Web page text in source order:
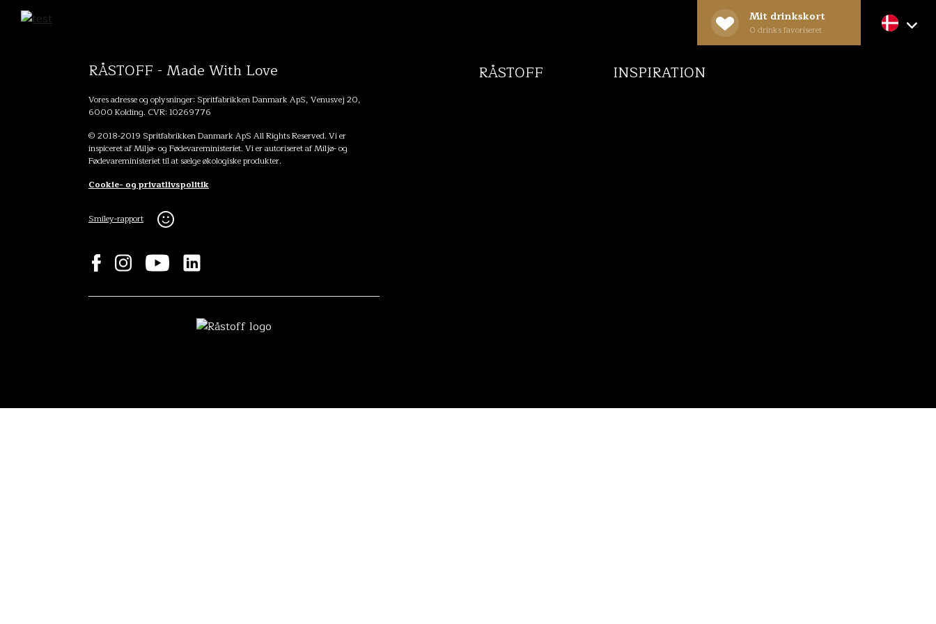
Mit drinkskort
0 drinks favoriseret
RÅSTOFF INSPIRATION
RÅSTOFF - Made With Love
Vores adresse og oplysninger: Spritfabrikken Danmark ApS, Venusvej 20,
6000 Kolding. CVR: 10269776
© 2018-2019 Spritfabrikken Danmark ApS All Rights Reserved. Vi er
inspiceret af Miljø- og Fødevareministeriet. Vi er autoriseret af Miljø- og
Fødevareministeriet til at sælge økologiske produkter.
Cookie- og privatlivspolitik
Smiley-rapport